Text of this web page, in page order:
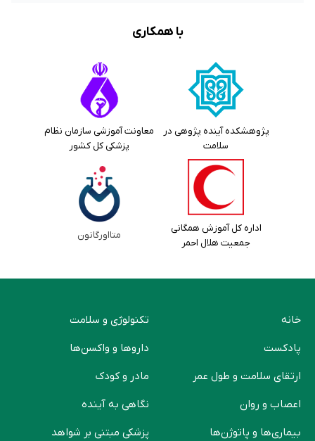
با همکاری
پژوهشکده آینده پژوهی در
سلامت
معاونت آموزشی سازمان نظام
پزشکی کل کشور
اداره کل آموزش همگانی
جمعیت هلال احمر
متااورگانون
خانه
پادکست
ارتقای سلامت و طول عمر
اعصاب و روان
بیماری‌ها و پاتوژن‌ها
تکنولوژی و سلامت
دارو‌ها و واکسن‌ها
مادر و کودک
نگاهی به آینده
پزشکی مبتنی بر شواهد